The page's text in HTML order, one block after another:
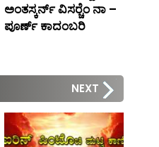
ಅಂತಸ್ಕರ್ನ್ ವಿಸರ‍್ಚೆಂ ನಾ –
ಪೂರ್ಣ್ ಕಾದಂಬರಿ
NEXT